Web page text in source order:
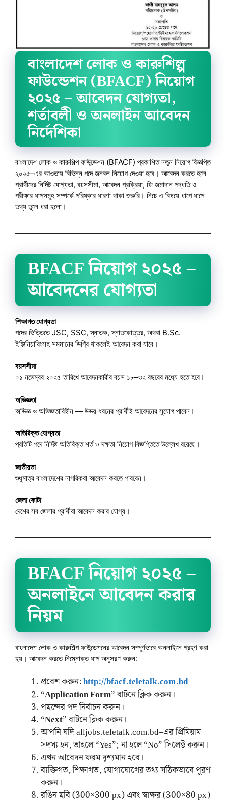
বাংলাদেশ লোক ও কারুশিল্প
ফাউন্ডেশন (BFACF) নিয়োগ
২০২৫ – আবেদন যোগ্যতা,
শর্তাবলী ও অনলাইন আবেদন
নির্দেশিকা
বাংলাদেশ লোক ও কারুশিল্প ফাউন্ডেশন (BFACF) প্রকাশিত নতুন নিয়োগ বিজ্ঞপ্তি
২০২৫–এর আওতায় বিভিন্ন পদে জনবল নিয়োগ দেওয়া হবে। আবেদন করতে হলে
প্রার্থীদের নির্দিষ্ট যোগ্যতা, বয়সসীমা, আবেদন প্রক্রিয়া, ফি জমাদান পদ্ধতি ও
পরীক্ষার ধাপসমূহ সম্পর্কে পরিষ্কার ধারণা থাকা জরুরি। নিচে এ বিষয়ে ধাপে ধাপে
তথ্য তুলে ধরা হলো।
BFACF নিয়োগ ২০২৫ –
আবেদনের যোগ্যতা
শিক্ষাগত যোগ্যতা
পদের ভিত্তিতে JSC, SSC, স্নাতক, স্নাতকোত্তর, অথবা B.Sc.
ইঞ্জিনিয়ারিংসহ সমমানের ডিগ্রি থাকলেই আবেদন করা যাবে।
বয়সসীমা
০১ নভেম্বর ২০২৫ তারিখে আবেদনকারীর বয়স ১৮–৩২ বছরের মধ্যে হতে হবে।
অভিজ্ঞতা
অভিজ্ঞ ও অভিজ্ঞতাবিহীন — উভয় ধরনের প্রার্থীই আবেদনের সুযোগ পাবেন।
অতিরিক্ত যোগ্যতা
প্রতিটি পদে নির্দিষ্ট অতিরিক্ত শর্ত ও দক্ষতা নিয়োগ বিজ্ঞপ্তিতে উল্লেখ রয়েছে।
জাতীয়তা
শুধুমাত্র বাংলাদেশের নাগরিকরা আবেদন করতে পারবেন।
জেলা কোটা
দেশের সব জেলার প্রার্থীরা আবেদন করার যোগ্য।
BFACF নিয়োগ ২০২৫ –
অনলাইনে আবেদন করার
নিয়ম
বাংলাদেশ লোক ও কারুশিল্প ফাউন্ডেশনের আবেদন সম্পূর্ণভাবে অনলাইনে গ্রহণ করা
হয়। আবেদন করতে নিম্নোক্ত ধাপ অনুসরণ করুন:
প্রবেশ করুন:http://bfacf.teletalk.com.bd
“Application Form” বাটনে ক্লিক করুন।
পছন্দের পদ নির্বাচন করুন।
“Next” বাটনে ক্লিক করুন।
আপনি যদি alljobs.teletalk.com.bd–এর প্রিমিয়াম
সদস্য হন, তাহলে “Yes”; না হলে “No” সিলেক্ট করুন।
এখন আবেদন ফরম দৃশ্যমান হবে।
ব্যক্তিগত, শিক্ষাগত, যোগাযোগের তথ্য সঠিকভাবে পূরণ
করুন।
রঙিন ছবি (300×300 px) এবং স্বাক্ষর (300×80 px)